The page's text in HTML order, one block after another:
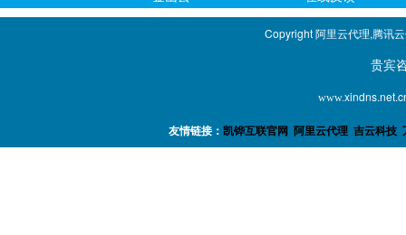
Copyright 阿里云代理,腾讯
贵宾咨询专
www.
友情链接： 凯铧互联官网 阿里云代理 吉云科技